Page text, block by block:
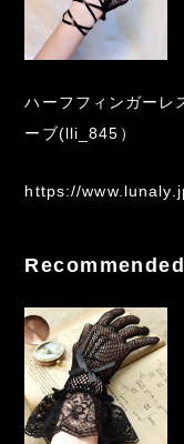
ハーフフィンガーレ
ーブ(lli_845）
https://
Recommended